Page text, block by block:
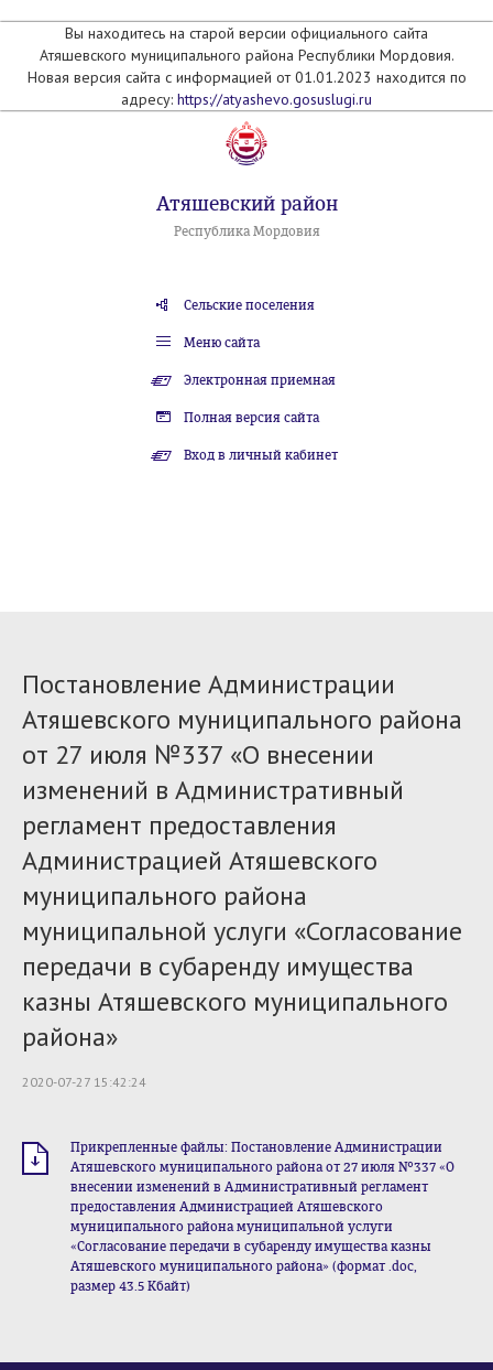
Вы находитесь на старой версии официального сайта
Атяшевского муниципального района Республики Мордовия.
Новая версия сайта с информацией от 01.01.2023 находится по
адресу: https://atyashevo.gosuslugi.ru
Атяшевский район
Республика Мордовия
Сельские поселения
Меню сайта
Электронная приемная
Полная версия сайта
Вход в личный кабинет
Постановление Администрации
Атяшевского муниципального района
от 27 июля №337 «О внесении
изменений в Административный
регламент предоставления
Администрацией Атяшевского
муниципального района
муниципальной услуги «Согласование
передачи в субаренду имущества
казны Атяшевского муниципального
района»
2020-07-27 15:42:24
Прикрепленные файлы: Постановление Администрации
Атяшевского муниципального района от 27 июля №337 «О
внесении изменений в Административный регламент
предоставления Администрацией Атяшевского
муниципального района муниципальной услуги
«Согласование передачи в субаренду имущества казны
Атяшевского муниципального района» (формат .doc,
размер 43.5 Кбайт)